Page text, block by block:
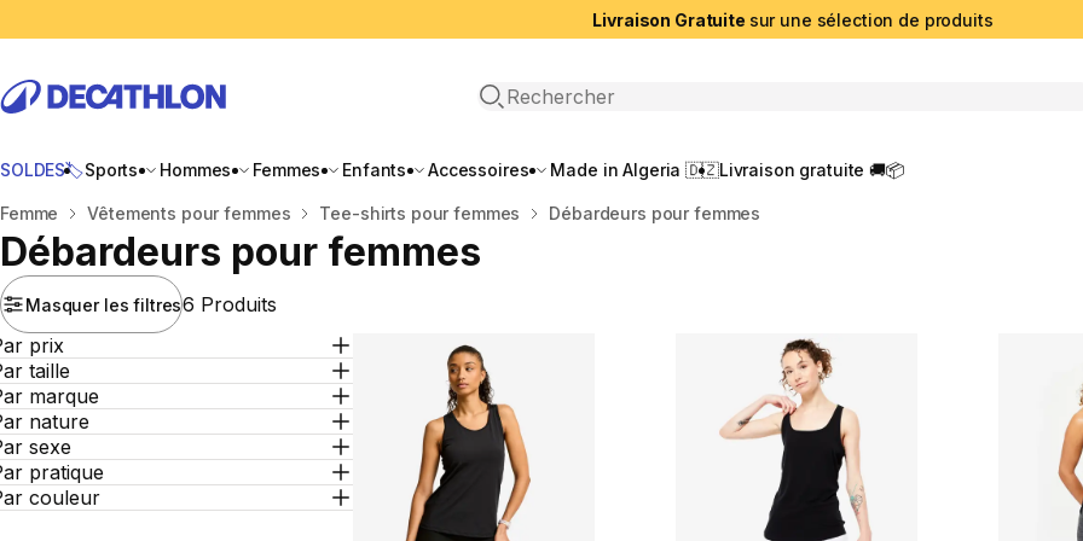
Livraison Gratuite sur une sélection de produits
Recherche ouverte
SOLDES🏷️Sports Hommes Femmes Enfants Accessoires Made in Algeria 🇩🇿Livraison gratuite 🚚📦
Accueil
Femme Vêtements pour femmes Tee-shirts pour femmes Débardeurs pour femmes
Débardeurs pour femmes
Masquer les filtres6 Produits
prix
taille
marque
nature
sexe
pratique
couleur